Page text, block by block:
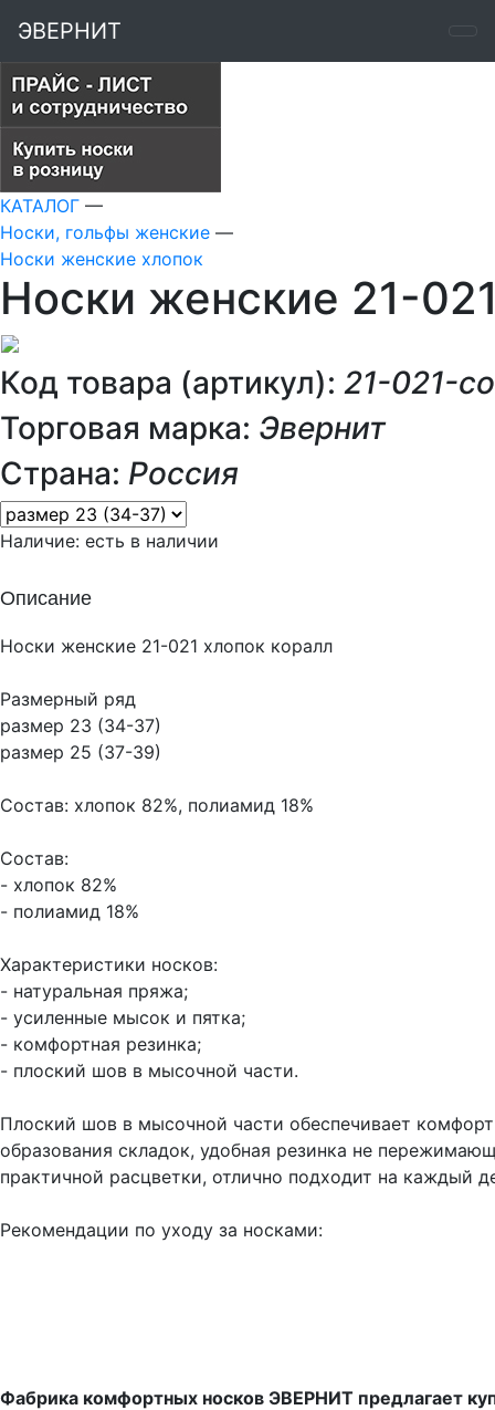
ЭВЕРНИТ
КАТАЛОГ —
Носки, гольфы женские —
Носки женские хлопок
Носки женские 21-
Код товара (артикул): 21-021-
Торговая марка: Эвернит
Страна: Россия
Наличие: есть в наличии
Описание
Носки женские 21-021 хлопок коралл
Размерный ряд
размер 23 (34-37)
размер 25 (37-39)
Состав: хлопок 82%, полиамид 18%
Состав:
- хлопок 82%
- полиамид 18%
Характеристики носков:
- натуральная пряжа;
- усиленные мысок и пятка;
- комфортная резинка;
- плоский шов в мысочной части.
Плоский шов в мысочной части обеспечивает
образования складок, удобная резинка не
практичной расцветки, отлично подходит на каждый
Рекомендации по уходу за носками:
Фабрика комфортных носков ЭВЕРНИТ предлагает